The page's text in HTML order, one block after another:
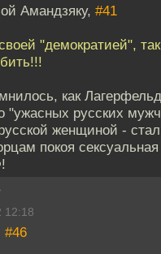
Амандзяку, #41
"демократией",
как
"ужасных русских
женщиной -
покоя
12:18
#46